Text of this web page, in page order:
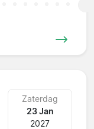
Zaterdag
23 Jan
2027